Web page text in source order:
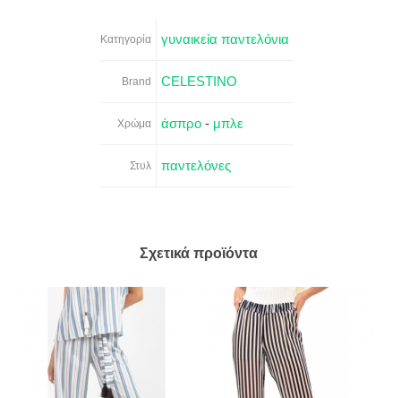
Κατηγορία γυναικεία παντελόνια
Brand CELESTINO
Χρώμα άσπρο - μπλε
Στυλ παντελόνες
Σχετικά προϊόντα